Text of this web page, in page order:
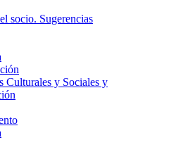
socio. Sugerencias
Culturales y Sociales y